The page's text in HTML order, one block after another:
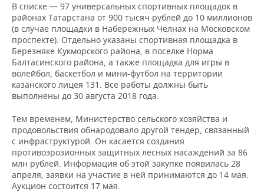
ЭНЕРГЕТИКА
УСЛУГИ
МЕДИА
ТЕЛЕКОММУНИКАЦИИ
ВЫЕЗДНАЯ РЕДАКЦИЯ
БИЗНЕС-БРАНЧИ
ONLINE-КОНФЕРЕНЦИИ
ОТКРЫТАЯ ЛЕКЦИЯ
НОВОСТИ СПОРТА
ФУТБОЛ
ХОККЕЙ
БАСКЕТБОЛ
ВОЛЕЙБОЛ
КИБЕРСПОРТ
ФИГУРНОЕ КАТАНИЕ
ОБЩЕСТВО
НОВОСТИ ОБЩЕСТВА
ВЛАСТЬ
ИНФРАСТРУКТУРА
ИСТОРИЯ
КУЛЬТУРА
МЕДИЦИНА
ФОТОГАЛЕРЕЯ
СЮЖЕТЫ
СПРАВОЧНИК
СПИСОК ПЕРСОН
СПИСОК КОМПАНИЙ
ПОЛНАЯ ВЕРСИЯ
В списке — 97 универсальных спортивных площадок в
районах Татарстана от 900 тысяч рублей до 10 миллионов
(в случае площадки в Набережных Челнах на Московском
проспекте). Отдельно указаны спортивная площадка в
Березняке Кукморского района, в поселке Норма
Балтасинского района, а также площадка для игры в
волейбол, баскетбол и мини-футбол на территории
казанского лицея 131. Все работы должны быть
выполнены до 30 августа 2018 года.
Тем временем, Министерство сельского хозяйства и
продовольствия обнародовало другой тендер, связанный
с инфраструктурой. Он касается создания
противоэрозионных защитных лесных насаждений за 86
млн рублей. Информация об этой закупке появилась 28
апреля, заявки на участие в ней принимаются до 14 мая.
Аукцион состоится 17 мая.